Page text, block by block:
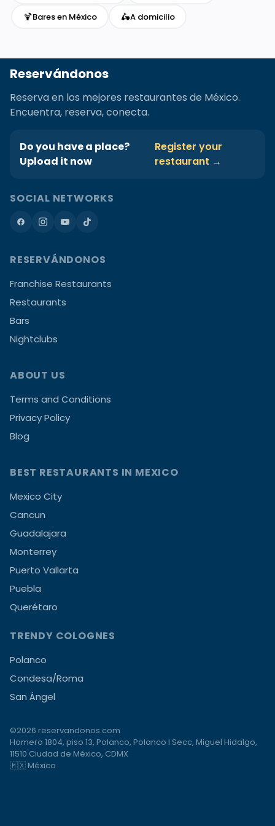
🍹Bares en México 🛵A domicilio
Reservándonos
Reserva en los mejores restaurantes de México.
Encuentra, reserva, conecta.
Do you have a place?
Upload it now
Register your
restaurant →
SOCIAL NETWORKS
RESERVÁNDONOS
Franchise Restaurants
Restaurants
Bars
Nightclubs
ABOUT US
Terms and Conditions
Privacy Policy
Blog
BEST RESTAURANTS IN MEXICO
Mexico City
Cancun
Guadalajara
Monterrey
Puerto Vallarta
Puebla
Querétaro
TRENDY COLOGNES
Polanco
Condesa/Roma
San Ángel
©2026 reservandonos.com
Homero 1804, piso 13, Polanco, Polanco I Secc, Miguel Hidalgo,
11510 Ciudad de México, CDMX
🇲🇽 México